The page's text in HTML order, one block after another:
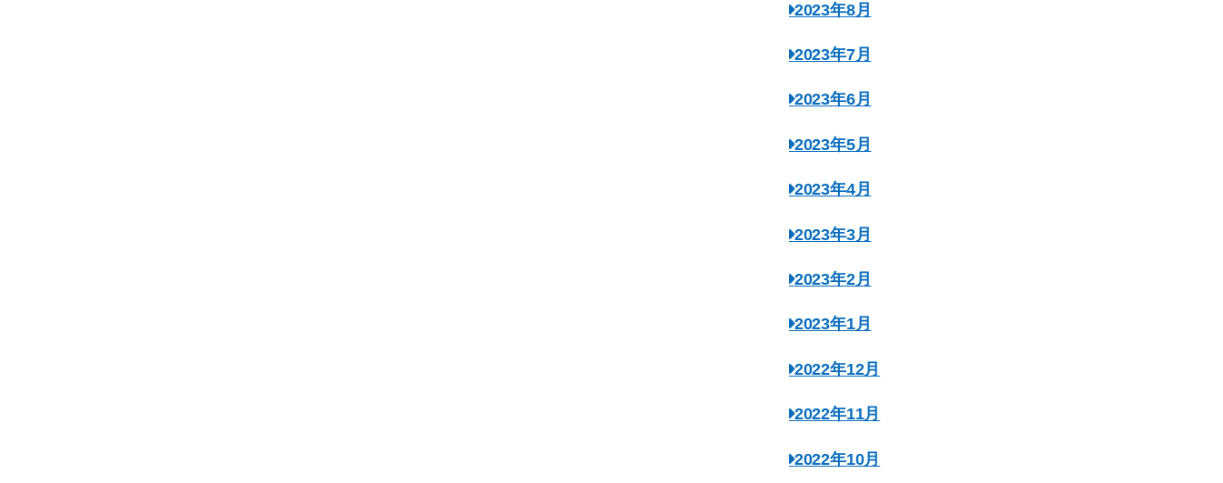
2023年8月
2023年7月
2023年6月
2023年5月
2023年4月
2023年3月
2023年2月
2023年1月
2022年12月
2022年11月
2022年10月